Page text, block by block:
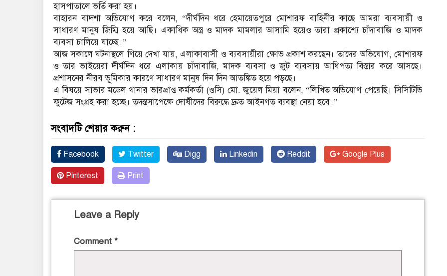
হাসপাতালে ভর্তি করা হয়।
বাহারন বাদশা অভিযোগ করে বলেন, “দীর্ঘদিন ধরে হেমায়েতপুরে মোশারফ বাহিনীর কাছে আমরা ব্যবসায়ী ও
সাধারণ মানুষ জিম্মি হয়ে আছি। একাধিক অস্ত্র ও মাদক মামলার আসামি হয়েও তারা প্রকাশ্যে চাঁদাবাজি ও মাদক
ব্যবসা চালিয়ে যাচ্ছে।”
আজ সকালে ঘটনাস্থলে গিয়ে দেখা যায়, এলাকাবাসী ও ব্যবসায়ীরা ক্ষোভ প্রকাশ করছেন। তাদের অভিযোগ, মোশারফ
ও তার ভাইয়েরা দীর্ঘদিন ধরে এলাকায় চাঁদাবাজি, মাদক ব্যবসা ও জুট ব্যবসায় আধিপত্য বিস্তার করে আসছে।
প্রশাসনের নীরব ভূমিকার কারণে সাধারণ মানুষ দিন দিন আতঙ্কিত হয়ে পড়ছে।
এ বিষয়ে সাভার মডেল থানার ভারপ্রাপ্ত কর্মকর্তা (ওসি) মো. জুয়েল মিয়া বলেন, “লিখিত অভিযোগ পেয়েছি। সিসিটিভি
ফুটেজ সংগ্রহ করা হচ্ছে। তদন্তসাপেক্ষে দোষীদের বিরুদ্ধে দ্রুত আইনগত ব্যবস্থা নেয়া হবে।”
সংবাদটি শেয়ার করুন :
Facebook Twitter Digg Linkedin Reddit Google Plus
Pinterest Print
Leave a Reply
Comment *